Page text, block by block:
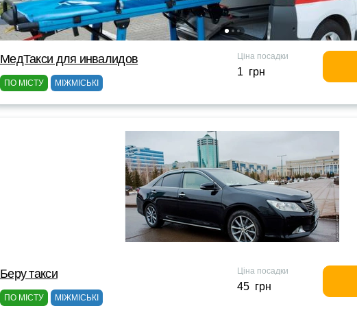
МедТакси для инвалидов
ПО МІСТУ МІЖМІСЬКІ
Ціна посадки
1 грн
Беру такси
ПО МІСТУ МІЖМІСЬКІ
Ціна посадки
45 грн